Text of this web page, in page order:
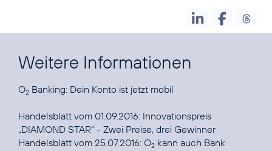
Weitere Informationen
O2 Banking: Dein Konto ist jetzt mobil
Handelsblatt vom 01.09.2016: Innovationspreis
„DIAMOND STAR“ - Zwei Preise, drei Gewinner
Handelsblatt vom 25.07.2016: O2 kann auch Bank